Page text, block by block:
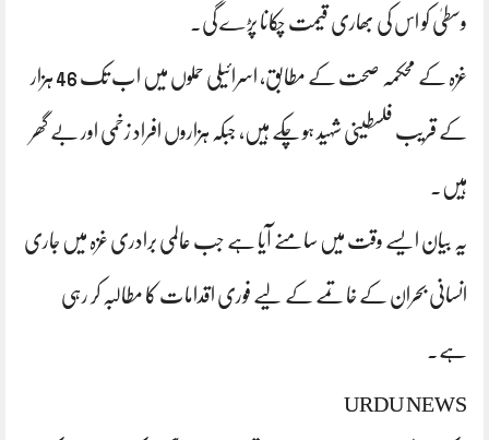
وسطیٰ کو اس کی بھاری قیمت چکانا پڑے گی۔
غزہ کے محکمہ صحت کے مطابق، اسرائیلی حملوں میں اب تک 46 ہزار
کے قریب فلسطینی شہید ہو چکے ہیں، جبکہ ہزاروں افراد زخمی اور بے گھر
ہیں۔
یہ بیان ایسے وقت میں سامنے آیا ہے جب عالمی برادری غزہ میں جاری
انسانی بحران کے خاتمے کے لیے فوری اقدامات کا مطالبہ کر رہی
ہے۔
URDU NEWS